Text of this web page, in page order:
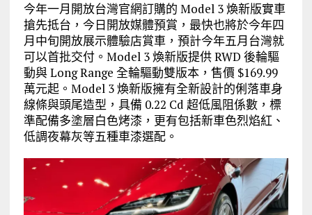
今年一月開放台灣官網訂購的 Model 3 煥新版實車
搶先抵台，今日開放媒體預賞，最快也將於今年四
月中旬開放展示體驗店賞車，預計今年五月台灣就
可以首批交付。Model 3 煥新版提供 RWD 後輪驅
動與 Long Range 全輪驅動雙版本，售價 $169.99
萬元起。Model 3 煥新版擁有全新設計的俐落車身
線條與頭尾造型，具備 0.22 Cd 超低風阻係數，標
準配備多塗層白色烤漆，更有包括新車色烈焰紅、
低調夜幕灰等五種車漆選配。